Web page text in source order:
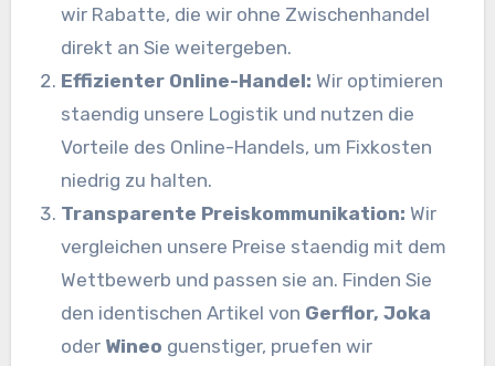
wir Rabatte, die wir ohne Zwischenhandel
direkt an Sie weitergeben.
Effizienter Online-Handel: Wir optimieren
staendig unsere Logistik und nutzen die
Vorteile des Online-Handels, um Fixkosten
niedrig zu halten.
Transparente Preiskommunikation: Wir
vergleichen unsere Preise staendig mit dem
Wettbewerb und passen sie an. Finden Sie
den identischen Artikel von Gerflor, Joka
oder Wineo guenstiger, pruefen wir